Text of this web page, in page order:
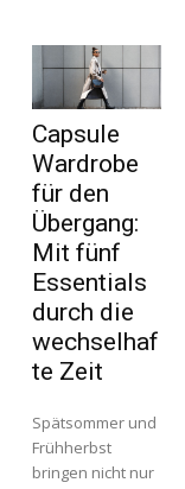
Capsule
Wardrobe
für den
Übergang:
Mit fünf
Essentials
durch die
wechselhaf
te Zeit
Spätsommer und
Frühherbst
bringen nicht nur